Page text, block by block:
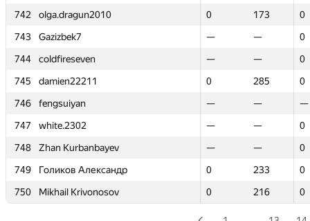
742
olga.dragun2010 0 173
0
743
Gazizbek7 — —
0
744
coldfireseven — —
0
745
damien22211 0 285
0
746
fengsuiyan — —
—
747
white.2302 — —
0
748
Zhan Kurbanbayev — —
0
749
Голиков Александр 0 233
0
750
Mikhail Krivonosov 0 216 0
742
olga.dragun2010 0 173
0
743
Gazizbek7 — —
0
744
coldfireseven — —
0
745
damien22211 0 285
0
746
fengsuiyan — —
—
747
white.2302 — —
0
748
Zhan Kurbanbayev — —
0
749
Голиков Александр 0 233
0
750
Mikhail Krivonosov 0 216 0